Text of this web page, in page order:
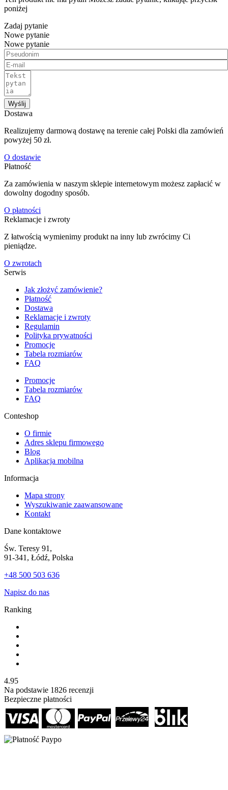
poniżej
Zadaj pytanie
Nowe pytanie
Nowe pytanie
Wyślij
Dostawa
Realizujemy darmową dostawę na terenie całej Polski dla zamówień
powyżej 50 zł.
O dostawie
Płatność
Za zamówienia w naszym sklepie internetowym możesz zapłacić w
dowolny dogodny sposób.
O płatności
Reklamacje i zwroty
Z łatwością wymienimy produkt na inny lub zwrócimy Ci
pieniądze.
O zwrotach
Serwis
Jak złożyć zamówienie?
Płatność
Dostawa
Reklamacje i zwroty
Regulamin
Polityka prywatności
Promocje
Tabela rozmiarów
FAQ
Promocje
Tabela rozmiarów
FAQ
Conteshop
O firmie
Adres sklepu firmowego
Blog
Aplikacja mobilna
Informacja
Mapa strony
Wyszukiwanie zaawansowane
Kontakt
Dane kontaktowe
Św. Teresy 91,
91-341, Łódź, Polska
+48 500 503 636
Napisz do nas
Ranking
4.95
Na podstawie 1826 recenzji
Bezpieczne płatności